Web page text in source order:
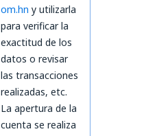
om.hn y utilizarla
para verificar la
exactitud de los
datos o revisar
las transacciones
realizadas, etc.
La apertura de la
cuenta se realiza